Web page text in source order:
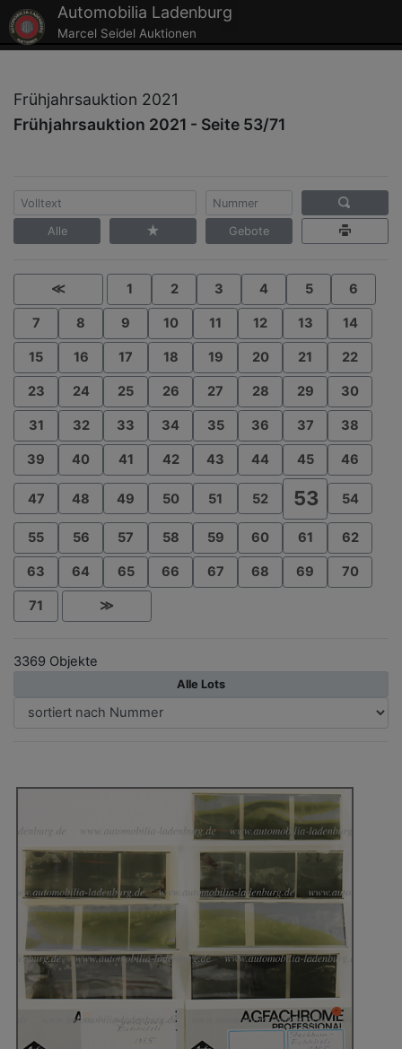
Automobilia Ladenburg
Marcel Seidel Auktionen
Frühjahrsauktion 2021
Frühjahrsauktion 2021 - Seite 53/71
Alle Gebote
≪ 1 2 3 4 5 6
7 8 9 10 11 12 13 14
15 16 17 18 19 20 21 22
23 24 25 26 27 28 29 30
31 32 33 34 35 36 37 38
39 40 41 42 43 44 45 46
47 48 49 50 51 52 53 54
55 56 57 58 59 60 61 62
63 64 65 66 67 68 69 70
71 ≫
3369 Objekte
Alle Lots